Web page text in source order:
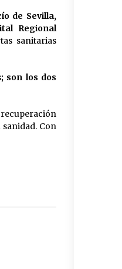
de Sevilla,
Regional
sanitarias
; son los dos
Con